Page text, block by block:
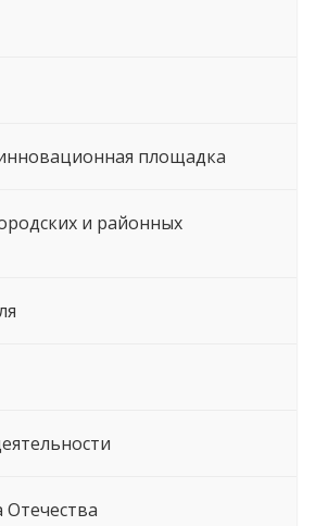
площадка
и районных